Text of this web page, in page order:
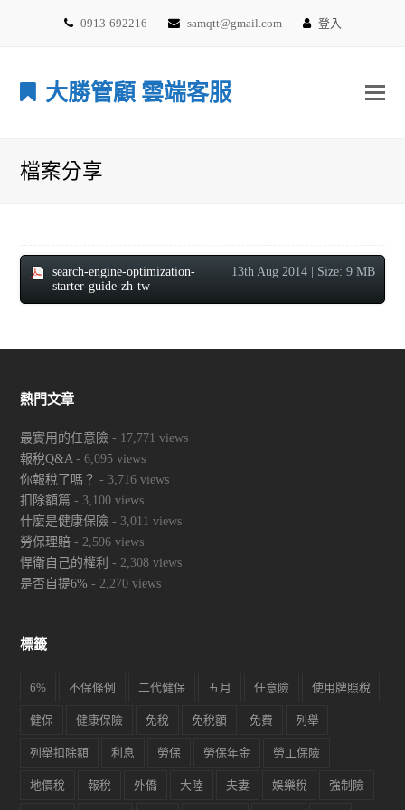
0913-692216 samqtt@gmail.com 登入
大勝管顧 雲端客服
檔案分享
| Size: 9 MB
13th Aug 2014
search-engine-optimization-
starter-guide-zh-tw
熱門文章
最實用的任意險 - 17,771 views
報稅Q&A- 6,095 views
你報稅了嗎？ - 3,716 views
扣除額篇 - 3,100 views
什麼是健康保險 - 3,011 views
勞保理賠 - 2,596 views
悍衛自己的權利 - 2,308 views
是否自提6% - 2,270 views
標籤
6% 不保條例 二代健保 五月 任意險 使用牌照稅
健保 健康保險 免稅 免稅額 免費 列舉
列舉扣除額 利息 勞保 勞保年金 勞工保險
地價稅 報稅 外僑 大陸 夫妻 娛樂稅 強制險